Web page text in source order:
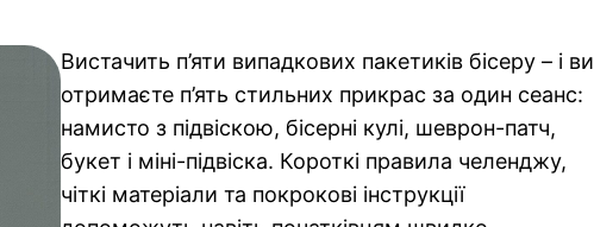
Вистачить п’яти випадкових пакетиків бісеру – і ви
отримаєте п’ять стильних прикрас за один сеанс:
намисто з підвіскою, бісерні кулі, шеврон-патч,
букет і міні-підвіска. Короткі правила челенджу,
чіткі матеріали та покрокові інструкції